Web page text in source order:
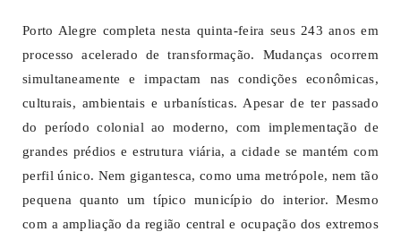
Porto Alegre completa nesta quinta-feira seus 243 anos em
processo acelerado de transformação. Mudanças ocorrem
simultaneamente e impactam nas condições econômicas,
culturais, ambientais e urbanísticas. Apesar de ter passado
do período colonial ao moderno, com implementação de
grandes prédios e estrutura viária, a cidade se mantém com
perfil único. Nem gigantesca, como uma metrópole, nem tão
pequena quanto um típico município do interior. Mesmo
com a ampliação da região central e ocupação dos extremos